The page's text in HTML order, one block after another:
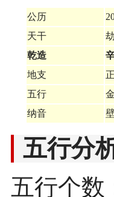
公历
天干
乾造
地支
五行
纳音
五行分
五行个数